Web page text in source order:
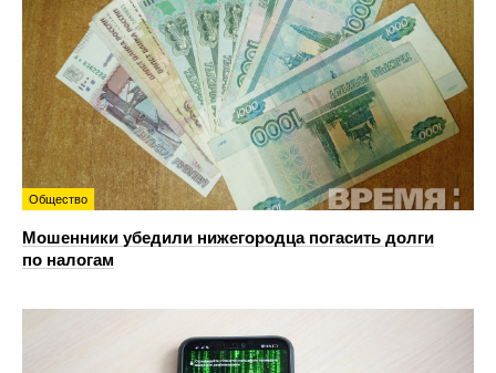
Общество
Мошенники убедили нижегородца погасить долги
по налогам